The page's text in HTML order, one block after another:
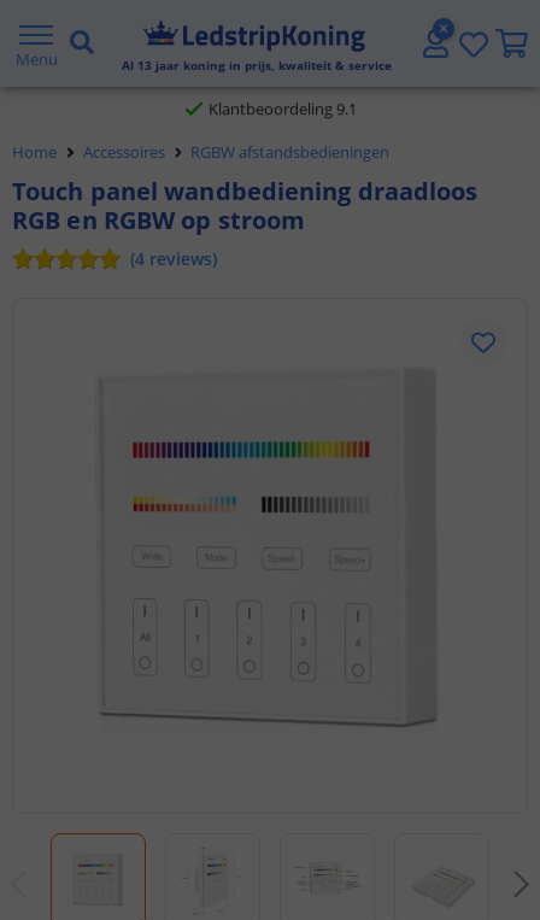
Menu Al 13 jaar koning in prijs, kwaliteit & service
Gratis verzending vanaf € 20,- NL en BE
Klantbeoordeling 9.1
Voor 23:45 uur besteld, morgen in huis
Home Accessoires RGBW afstandsbedieningen
Touch panel wandbediening draadloos
RGB en RGBW op stroom
(4 reviews)